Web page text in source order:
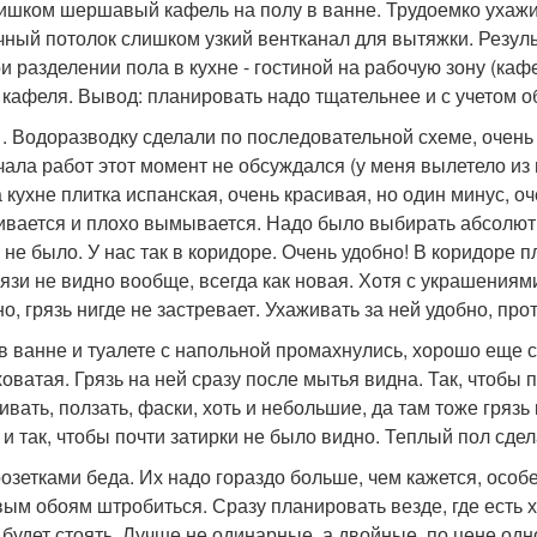
шершавый кафель на полу в ванне. Трудоемко
потолок слишком узкий вентканал для вытяжки.
разделении пола в кухне - гостиной на рабочую зону
Вывод: планировать надо тщательнее и с учетом
Водоразводку сделали по последовательной схеме,
работ этот момент не обсуждался (у меня вылетело
кухне плитка испанская, очень красивая, но один минус,
и плохо вымывается. Надо было выбирать
было. У нас так в коридоре. Очень удобно! В коридоре
не видно вообще, всегда как новая. Хотя с
грязь нигде не застревает. Ухаживать за ней удобно,
ванне и туалете с напольной промахнулись, хорошо еще
Грязь на ней сразу после мытья видна. Так, чтобы
ползать, фаски, хоть и небольшие, да там тоже
так, чтобы почти затирки не было видно. Теплый пол
беда. Их надо гораздо больше, чем кажется,
обоям штробиться. Сразу планировать везде, где есть